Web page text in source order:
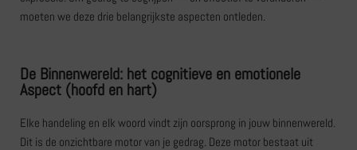
moeten we deze drie belangrijkste aspecten ontleden.
De Binnenwereld: het cognitieve en emotionele
Aspect (hoofd en hart)
Elke handeling en elk woord vindt zijn oorsprong in jouw binnenwereld.
Dit is de onzichtbare motor van je gedrag. Deze motor bestaat uit